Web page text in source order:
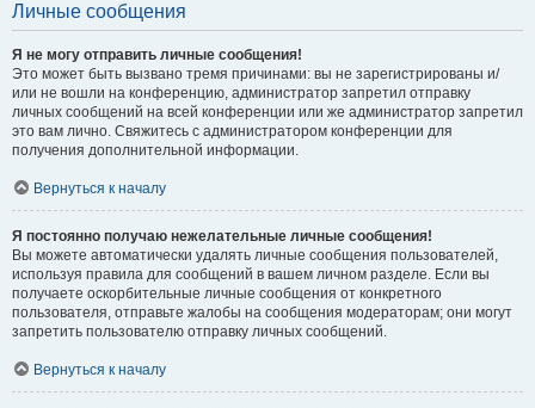
Личные сообщения
Я не могу отправить личные сообщения!
Это может быть вызвано тремя причинами: вы не зарегистрированы и/
или не вошли на конференцию, администратор запретил отправку
личных сообщений на всей конференции или же администратор запретил
это вам лично. Свяжитесь с администратором конференции для
получения дополнительной информации.
Вернуться к началу
Я постоянно получаю нежелательные личные сообщения!
Вы можете автоматически удалять личные сообщения пользователей,
используя правила для сообщений в вашем личном разделе. Если вы
получаете оскорбительные личные сообщения от конкретного
пользователя, отправьте жалобы на сообщения модераторам; они могут
запретить пользователю отправку личных сообщений.
Вернуться к началу